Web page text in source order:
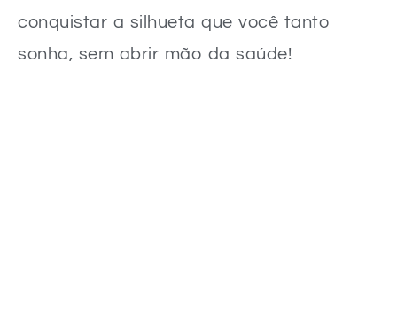
conquistar a silhueta que você tanto
sonha, sem abrir mão da saúde!